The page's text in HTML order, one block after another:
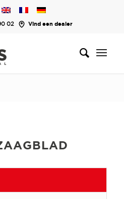
02 Vind een dealer